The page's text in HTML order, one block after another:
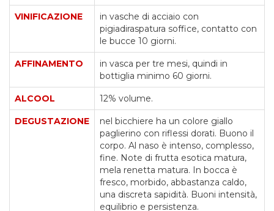
VINIFICAZIONE
in vasche di acciaio con
pigiadiraspatura soffice, contatto con
le bucce 10 giorni.
AFFINAMENTO
in vasca per tre mesi, quindi in
bottiglia minimo 60 giorni.
ALCOOL 12% volume.
DEGUSTAZIONE
nel bicchiere ha un colore giallo
paglierino con riflessi dorati. Buono il
corpo. Al naso è intenso, complesso,
fine. Note di frutta esotica matura,
mela renetta matura. In bocca è
fresco, morbido, abbastanza caldo,
una discreta sapidità. Buoni intensità,
equilibrio e persistenza.